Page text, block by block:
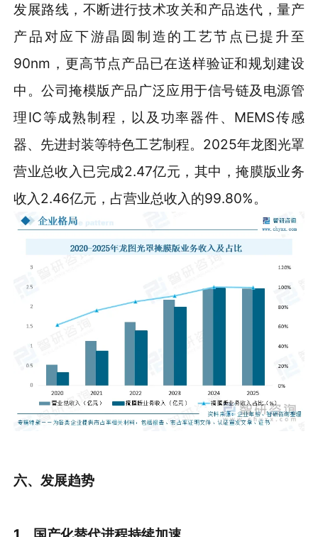
发展路线，不断进行技术攻关和产品迭代，量产
产品对应下游晶圆制造的工艺节点已提升至
90nm，更高节点产品已在送样验证和规划建设
中。公司掩模版产品广泛应用于信号链及电源管
理IC等成熟制程，以及功率器件、MEMS传感
器、先进封装等特色工艺制程。2025年龙图光罩
营业总收入已完成2.47亿元，其中，掩膜版业务
收入2.46亿元，占营业总收入的99.80%。
六、发展趋势